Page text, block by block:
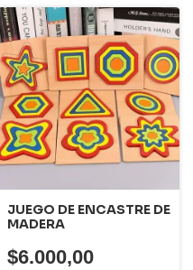
JUEGO DE ENCASTRE DE
MADERA
$6.000,00